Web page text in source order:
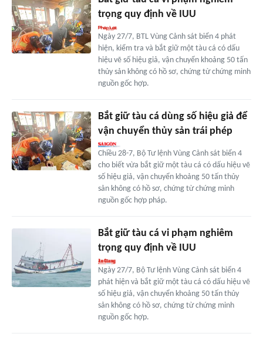
trọng quy định về IUU
Ngày 27/7, BTL Vùng Cảnh sát biển 4 phát
hiện, kiểm tra và bắt giữ một tàu cá có dấu
hiệu vẽ số hiệu giả, vận chuyển khoảng 50 tấn
thủy sản không có hồ sơ, chứng từ chứng minh
nguồn gốc hợp.
Bắt giữ tàu cá dùng số hiệu giả để
vận chuyển thủy sản trái phép
Chiều 28-7, Bộ Tư lệnh Vùng Cảnh sát biển 4
cho biết vừa bắt giữ một tàu cá có dấu hiệu vẽ
số hiệu giả, vận chuyển khoảng 50 tấn thủy
sản không có hồ sơ, chứng từ chứng minh
nguồn gốc hợp pháp.
Bắt giữ tàu cá vi phạm nghiêm
trọng quy định về IUU
Ngày 27/7, Bộ Tư lệnh Vùng Cảnh sát biển 4
phát hiện và bắt giữ một tàu cá có dấu hiệu vẽ
số hiệu giả, vận chuyển khoảng 50 tấn thủy
sản không có hồ sơ, chứng từ chứng minh
nguồn gốc hợp.